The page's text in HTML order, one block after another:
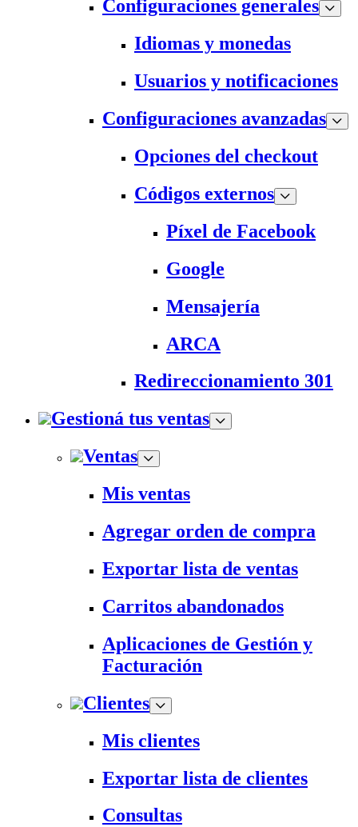
Configuraciones generales
Idiomas y monedas
Usuarios y notificaciones
Configuraciones avanzadas
Opciones del checkout
Códigos externos
Píxel de Facebook
Google
Mensajería
ARCA
Redireccionamiento 301
Gestioná tus ventas
Ventas
Mis ventas
Agregar orden de compra
Exportar lista de ventas
Carritos abandonados
Aplicaciones de Gestión y
Facturación
Clientes
Mis clientes
Exportar lista de clientes
Consultas